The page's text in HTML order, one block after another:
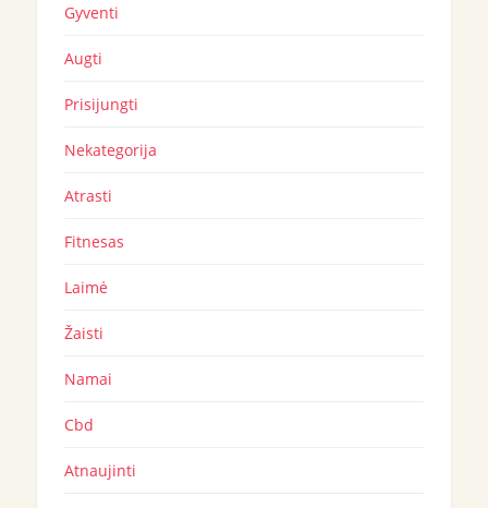
Gyventi
Augti
Prisijungti
Nekategorija
Atrasti
Fitnesas
Laimė
Žaisti
Namai
Cbd
Atnaujinti